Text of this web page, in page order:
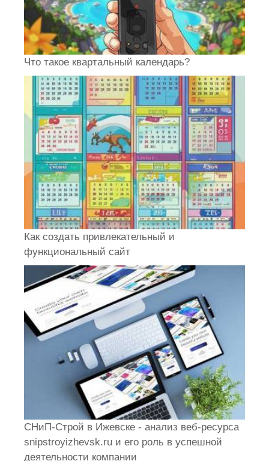
Что такое квартальный календарь?
Как создать привлекательный и
функциональный сайт
СНиП-Строй в Ижевске - анализ веб-ресурса
snipstroyizhevsk.ru и его роль в успешной
деятельности компании